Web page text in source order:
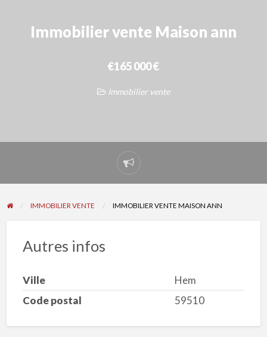
Immobilier vente Maison ann
€165 000 €
Immobilier vente
Signaler
un
problème
IMMOBILIER VENTE IMMOBILIER VENTE MAISON ANN
Autres infos
Ville
Hem
Code postal
59510